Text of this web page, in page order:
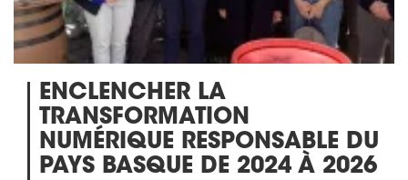
ENCLENCHER LA
TRANSFORMATION
NUMÉRIQUE RESPONSABLE DU
PAYS BASQUE DE 2024 À 2026